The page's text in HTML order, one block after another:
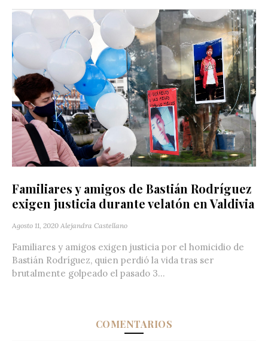
Familiares y amigos de Bastián Rodríguez
exigen justicia durante velatón en Valdivia
Agosto 11, 2020 Alejandra Castellano
Familiares y amigos exigen justicia por el homicidio de
Bastián Rodríguez, quien perdió la vida tras ser
brutalmente golpeado el pasado 3...
COMENTARIOS